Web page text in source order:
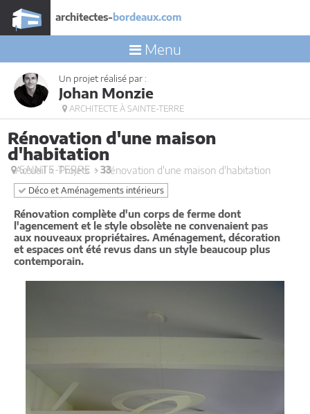
architectes- bordeaux.com
Menu
Un projet réalisé par :
Johan Monzie
ARCHITECTE À SAINTE-TERRE
Rénovation d'une maison
d'habitation
SAINTE-TERRE -33
Accueil Projets Rénovation d'une maison d'habitation
Déco et Aménagements intérieurs
Rénovation complète d'un corps de ferme dont
l'agencement et le style obsolète ne convenaient pas
aux nouveaux propriétaires. Aménagement, décoration
et espaces ont été revus dans un style beaucoup plus
contemporain.